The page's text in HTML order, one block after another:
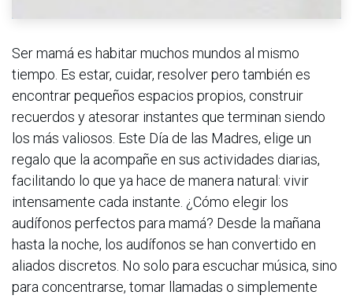
Ser mamá es habitar muchos mundos al mismo
tiempo. Es estar, cuidar, resolver pero también es
encontrar pequeños espacios propios, construir
recuerdos y atesorar instantes que terminan siendo
los más valiosos. Este Día de las Madres, elige un
regalo que la acompañe en sus actividades diarias,
facilitando lo que ya hace de manera natural: vivir
intensamente cada instante. ¿Cómo elegir los
audífonos perfectos para mamá? Desde la mañana
hasta la noche, los audífonos se han convertido en
aliados discretos. No solo para escuchar música, sino
para concentrarse, tomar llamadas o simplemente